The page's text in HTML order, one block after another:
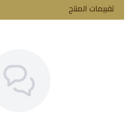
تقييمات المنتج